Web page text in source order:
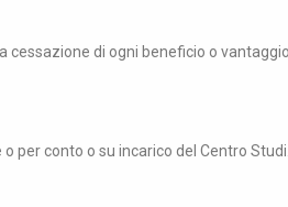
di ogni beneficio o
per conto o su incarico del Centro Studi.